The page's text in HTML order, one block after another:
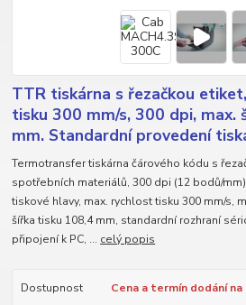
TTR tiskárna s řezačkou
tisku 300 mm/s, 300 dpi, max.
mm. Standardní provedení
Termotransfer tiskárna čárového kódu s
spotřebních materiálů, 300 dpi (12 bodů/
tiskové hlavy, max. rychlost tisku 300 mm/s,
šířka tisku 108,4 mm, standardní rozhraní
připojení k PC, ... celý popis
Dostupnost
Cena a termín dodání